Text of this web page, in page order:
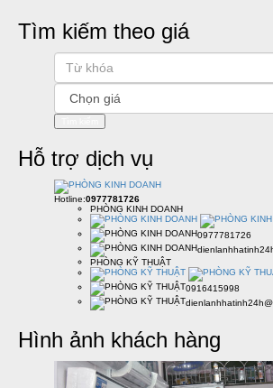
Tìm kiếm theo giá
Hỗ trợ dịch vụ
Hotline:0977781726
PHÒNG KINH DOANH
0977781726
PHÒNG KỸ THUẬT
0916415998
Hình ảnh khách hàng